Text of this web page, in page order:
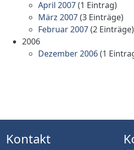
April 2007(1 Eintrag)
März 2007(3 Einträge)
Februar 2007(2 Einträge)
2006
Dezember 2006(1
Kontakt